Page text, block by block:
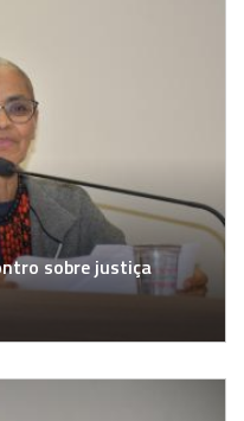
sobre justiça